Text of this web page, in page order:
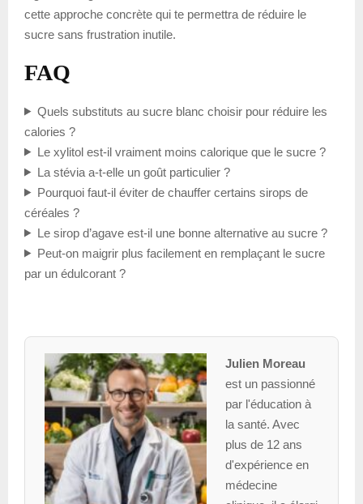
cette approche concrète qui te permettra de réduire le
sucre sans frustration inutile.
FAQ
Quels substituts au sucre blanc choisir pour réduire les
calories ?
Le xylitol est-il vraiment moins calorique que le sucre ?
La stévia a-t-elle un goût particulier ?
Pourquoi faut-il éviter de chauffer certains sirops de
céréales ?
Le sirop d’agave est-il une bonne alternative au sucre ?
Peut-on maigrir plus facilement en remplaçant le sucre
par un édulcorant ?
Julien Moreau
est un passionné
par l'éducation à
la santé. Avec
plus de 12 ans
d'expérience en
médecine